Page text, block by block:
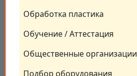
Обработка пластика
Обучение / Аттестация
Общественные организации
Подбор оборудования